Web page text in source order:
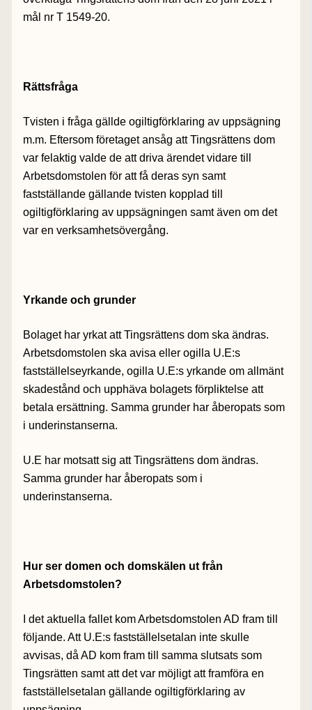
mål nr T 1549-20.
Rättsfråga
Tvisten i fråga gällde ogiltigförklaring av uppsägning
m.m. Eftersom företaget ansåg att Tingsrättens dom
var felaktig valde de att driva ärendet vidare till
Arbetsdomstolen för att få deras syn samt
fastställande gällande tvisten kopplad till
ogiltigförklaring av uppsägningen samt även om det
var en verksamhetsövergång.
Yrkande och grunder
Bolaget har yrkat att Tingsrättens dom ska ändras.
Arbetsdomstolen ska avisa eller ogilla U.E:s
fastställelseyrkande, ogilla U.E:s yrkande om allmänt
skadestånd och upphäva bolagets förpliktelse att
betala ersättning. Samma grunder har åberopats som
i underinstanserna.
U.E har motsatt sig att Tingsrättens dom ändras.
Samma grunder har åberopats som i
underinstanserna.
Hur ser domen och domskälen ut från
Arbetsdomstolen?
I det aktuella fallet kom Arbetsdomstolen AD fram till
följande. Att U.E:s fastställelsetalan inte skulle
avvisas, då AD kom fram till samma slutsats som
Tingsrätten samt att det var möjligt att framföra en
fastställelsetalan gällande ogiltigförklaring av